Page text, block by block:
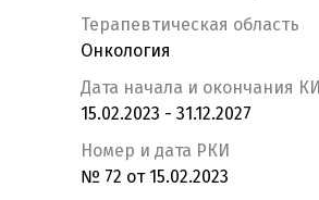
Терапевтическая область
Онкология
Дата начала и окончания КИ
15.02.2023 - 31.12.2027
Номер и дата РКИ
№ 72 от 15.02.2023